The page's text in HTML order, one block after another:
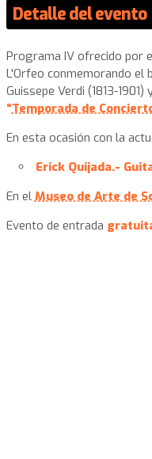
Detalle del evento
Programa IV ofrecido por
L'Orfeo conmemorando el
Guissepe Verdi (1813-
“Temporada de
En esta ocasión con la
Erick Quijada.-
En el Museo de Arte de
Evento de entrada